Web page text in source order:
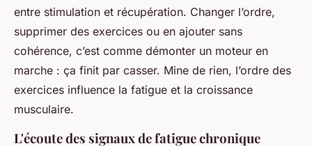
entre stimulation et récupération. Changer l’ordre,
supprimer des exercices ou en ajouter sans
cohérence, c’est comme démonter un moteur en
marche : ça finit par casser. Mine de rien, l’ordre des
exercices influence la fatigue et la croissance
musculaire.
L'écoute des signaux de fatigue chronique